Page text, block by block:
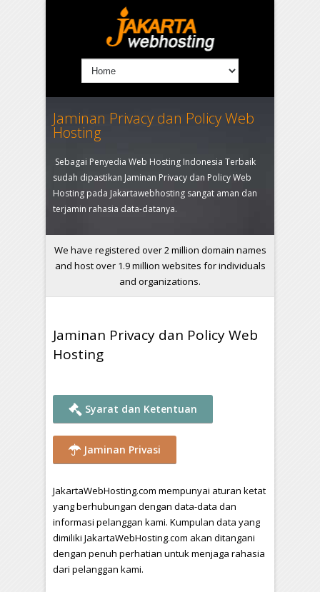
Jaminan Privacy dan Policy Web
Hosting
Sebagai Penyedia Web Hosting Indonesia Terbaik
sudah dipastikan Jaminan Privacy dan Policy Web
Hosting pada Jakartawebhosting sangat aman dan
terjamin rahasia data-datanya.
We have registered over 2 million domain names
and host over 1.9 million websites for individuals
and organizations.
Jaminan Privacy dan Policy Web
Hosting
Syarat dan Ketentuan
Jaminan Privasi
JakartaWebHosting.com mempunyai aturan ketat
yang berhubungan dengan data-data dan
informasi pelanggan kami. Kumpulan data yang
dimiliki JakartaWebHosting.com akan ditangani
dengan penuh perhatian untuk menjaga rahasia
dari pelanggan kami.